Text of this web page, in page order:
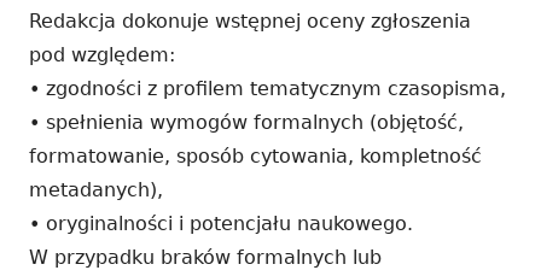
Redakcja dokonuje wstępnej oceny zgłoszenia
pod względem:
• zgodności z profilem tematycznym czasopisma,
• spełnienia wymogów formalnych (objętość,
formatowanie, sposób cytowania, kompletność
metadanych),
• oryginalności i potencjału naukowego.
W przypadku braków formalnych lub